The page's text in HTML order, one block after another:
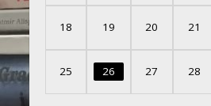
18 19 20 21
25 26 27 28